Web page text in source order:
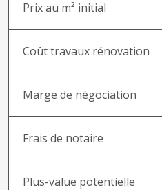
Prix au m² initial
Coût travaux rénovation
Marge de négociation
Frais de notaire
Plus-value potentielle